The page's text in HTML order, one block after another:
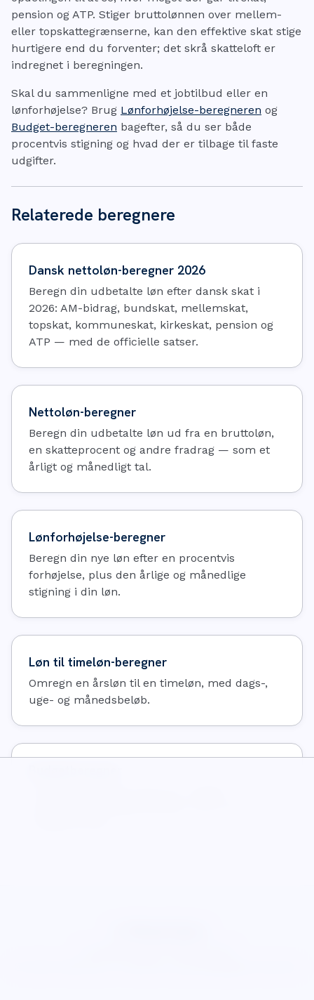
pension og ATP. Stiger bruttolønnen over mellem-
eller topskattegrænserne, kan den effektive skat stige
hurtigere end du forventer; det skrå skatteloft er
indregnet i beregningen.
Skal du sammenligne med et jobtilbud eller en
lønforhøjelse? Brug Lønforhøjelse-beregneren og
Budget-beregneren bagefter, så du ser både
procentvis stigning og hvad der er tilbage til faste
udgifter.
Relaterede beregnere
Dansk nettoløn-beregner 2026
Beregn din udbetalte løn efter dansk skat i
2026: AM-bidrag, bundskat, mellemskat,
topskat, kommuneskat, kirkeskat, pension og
ATP — med de officielle satser.
Nettoløn-beregner
Beregn din udbetalte løn ud fra en bruttoløn,
en skatteprocent og andre fradrag — som et
årligt og månedligt tal.
Lønforhøjelse-beregner
Beregn din nye løn efter en procentvis
forhøjelse, plus den årlige og månedlige
stigning i din løn.
Løn til timeløn-beregner
Omregn en årsløn til en timeløn, med dags-,
uge- og månedsbeløb.